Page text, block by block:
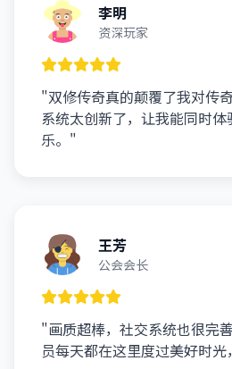
李明
资深玩家
"双修传奇真的颠覆了我对传
系统太创新了，让我能同时
乐。"
王芳
公会会长
"画质超棒，社交系统也很完
员每天都在这里度过美好时